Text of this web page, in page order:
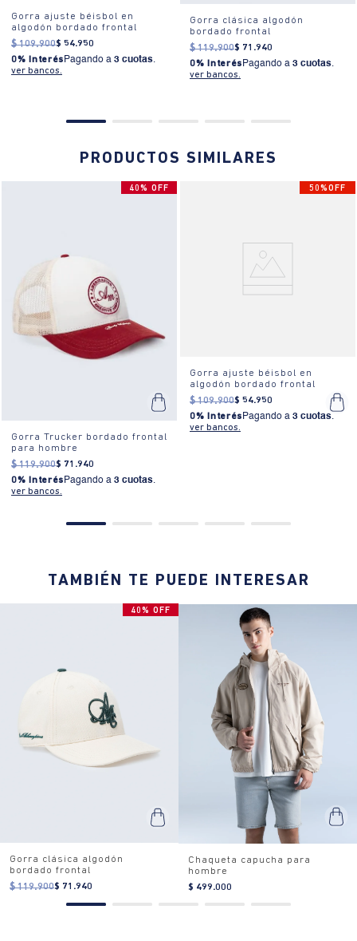
Gorra ajuste béisbol en
algodón bordado frontal
$ 109.900$ 54.950
0% Interés Pagando a 3 cuotas.
ver bancos.
Gorra clásica algodón
bordado frontal
$ 119.900$ 71 .940
0% Interés Pagando a 3 cuotas.
ver bancos.
PRODUCTOS SIMILARES
40% OFF
Gorra Trucker bordado frontal
para hombre
$ 119.900$ 71 .940
0% Interés Pagando a 3 cuotas.
ver bancos.
50%OFF
Gorra ajuste béisbol en
algodón bordado frontal
$ 109.900$ 54.950
0% Interés Pagando a 3 cuotas.
ver bancos.
TAMBIÉN TE PUEDE INTERESAR
40% OFF
Gorra clásica algodón
bordado frontal
$ 119.900$ 71.940
Chaqueta capucha para
hombre
$ 499.000